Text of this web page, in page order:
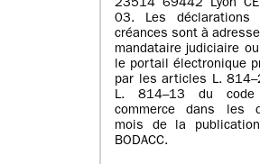
23514 69442 Lyon
03. Les déclarations
créances sont à
mandataire judiciaire
le portail électronique
par les articles L.
L. 814–13 du
commerce dans les
mois de la
BODACC.